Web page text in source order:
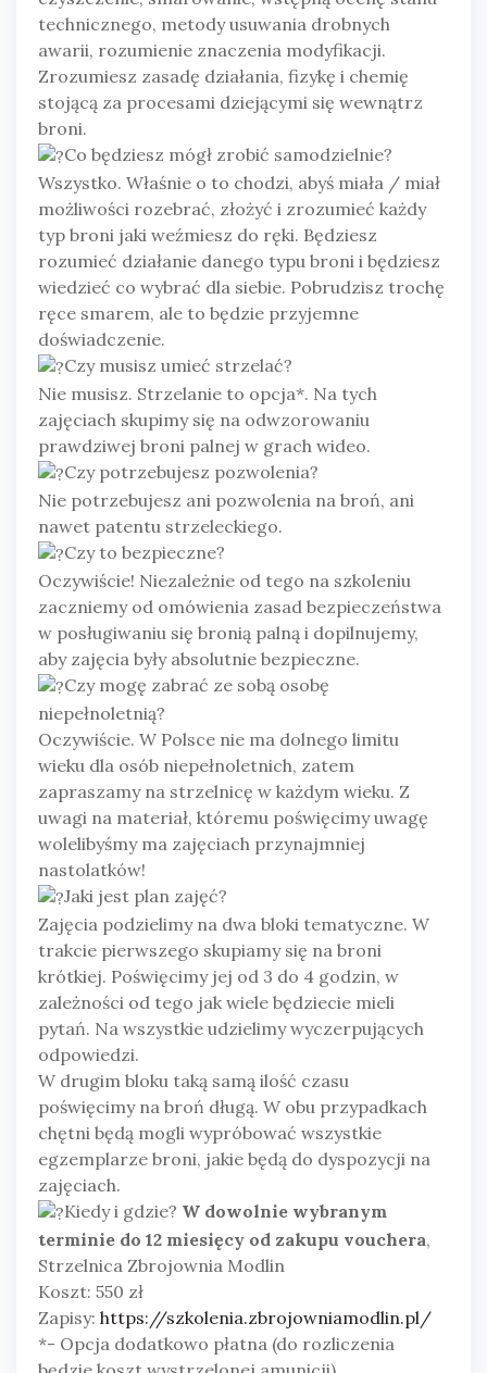
technicznego, metody usuwania drobnych
awarii, rozumienie znaczenia modyfikacji.
Zrozumiesz zasadę działania, fizykę i chemię
stojącą za procesami dziejącymi się wewnątrz
broni.
Co będziesz mógł zrobić samodzielnie?
Wszystko. Właśnie o to chodzi, abyś miała / miał
możliwości rozebrać, złożyć i zrozumieć każdy
typ broni jaki weźmiesz do ręki. Będziesz
rozumieć działanie danego typu broni i będziesz
wiedzieć co wybrać dla siebie. Pobrudzisz trochę
ręce smarem, ale to będzie przyjemne
doświadczenie.
Czy musisz umieć strzelać?
Nie musisz. Strzelanie to opcja*. Na tych
zajęciach skupimy się na odwzorowaniu
prawdziwej broni palnej w grach wideo.
Czy potrzebujesz pozwolenia?
Nie potrzebujesz ani pozwolenia na broń, ani
nawet patentu strzeleckiego.
Czy to bezpieczne?
Oczywiście! Niezależnie od tego na szkoleniu
zaczniemy od omówienia zasad bezpieczeństwa
w posługiwaniu się bronią palną i dopilnujemy,
aby zajęcia były absolutnie bezpieczne.
Czy mogę zabrać ze sobą osobę
niepełnoletnią?
Oczywiście. W Polsce nie ma dolnego limitu
wieku dla osób niepełnoletnich, zatem
zapraszamy na strzelnicę w każdym wieku. Z
uwagi na materiał, któremu poświęcimy uwagę
wolelibyśmy ma zajęciach przynajmniej
nastolatków!
Jaki jest plan zajęć?
Zajęcia podzielimy na dwa bloki tematyczne. W
trakcie pierwszego skupiamy się na broni
krótkiej. Poświęcimy jej od 3 do 4 godzin, w
zależności od tego jak wiele będziecie mieli
pytań. Na wszystkie udzielimy wyczerpujących
odpowiedzi.
W drugim bloku taką samą ilość czasu
poświęcimy na broń długą. W obu przypadkach
chętni będą mogli wypróbować wszystkie
egzemplarze broni, jakie będą do dyspozycji na
zajęciach.
Kiedy i gdzie? W dowolnie wybranym
terminie do 12 miesięcy od zakupu vouchera,
Strzelnica Zbrojownia Modlin
Koszt: 550 zł
Zapisy: https://szkolenia.zbrojowniamodlin.pl/
*- Opcja dodatkowo płatna (do rozliczenia